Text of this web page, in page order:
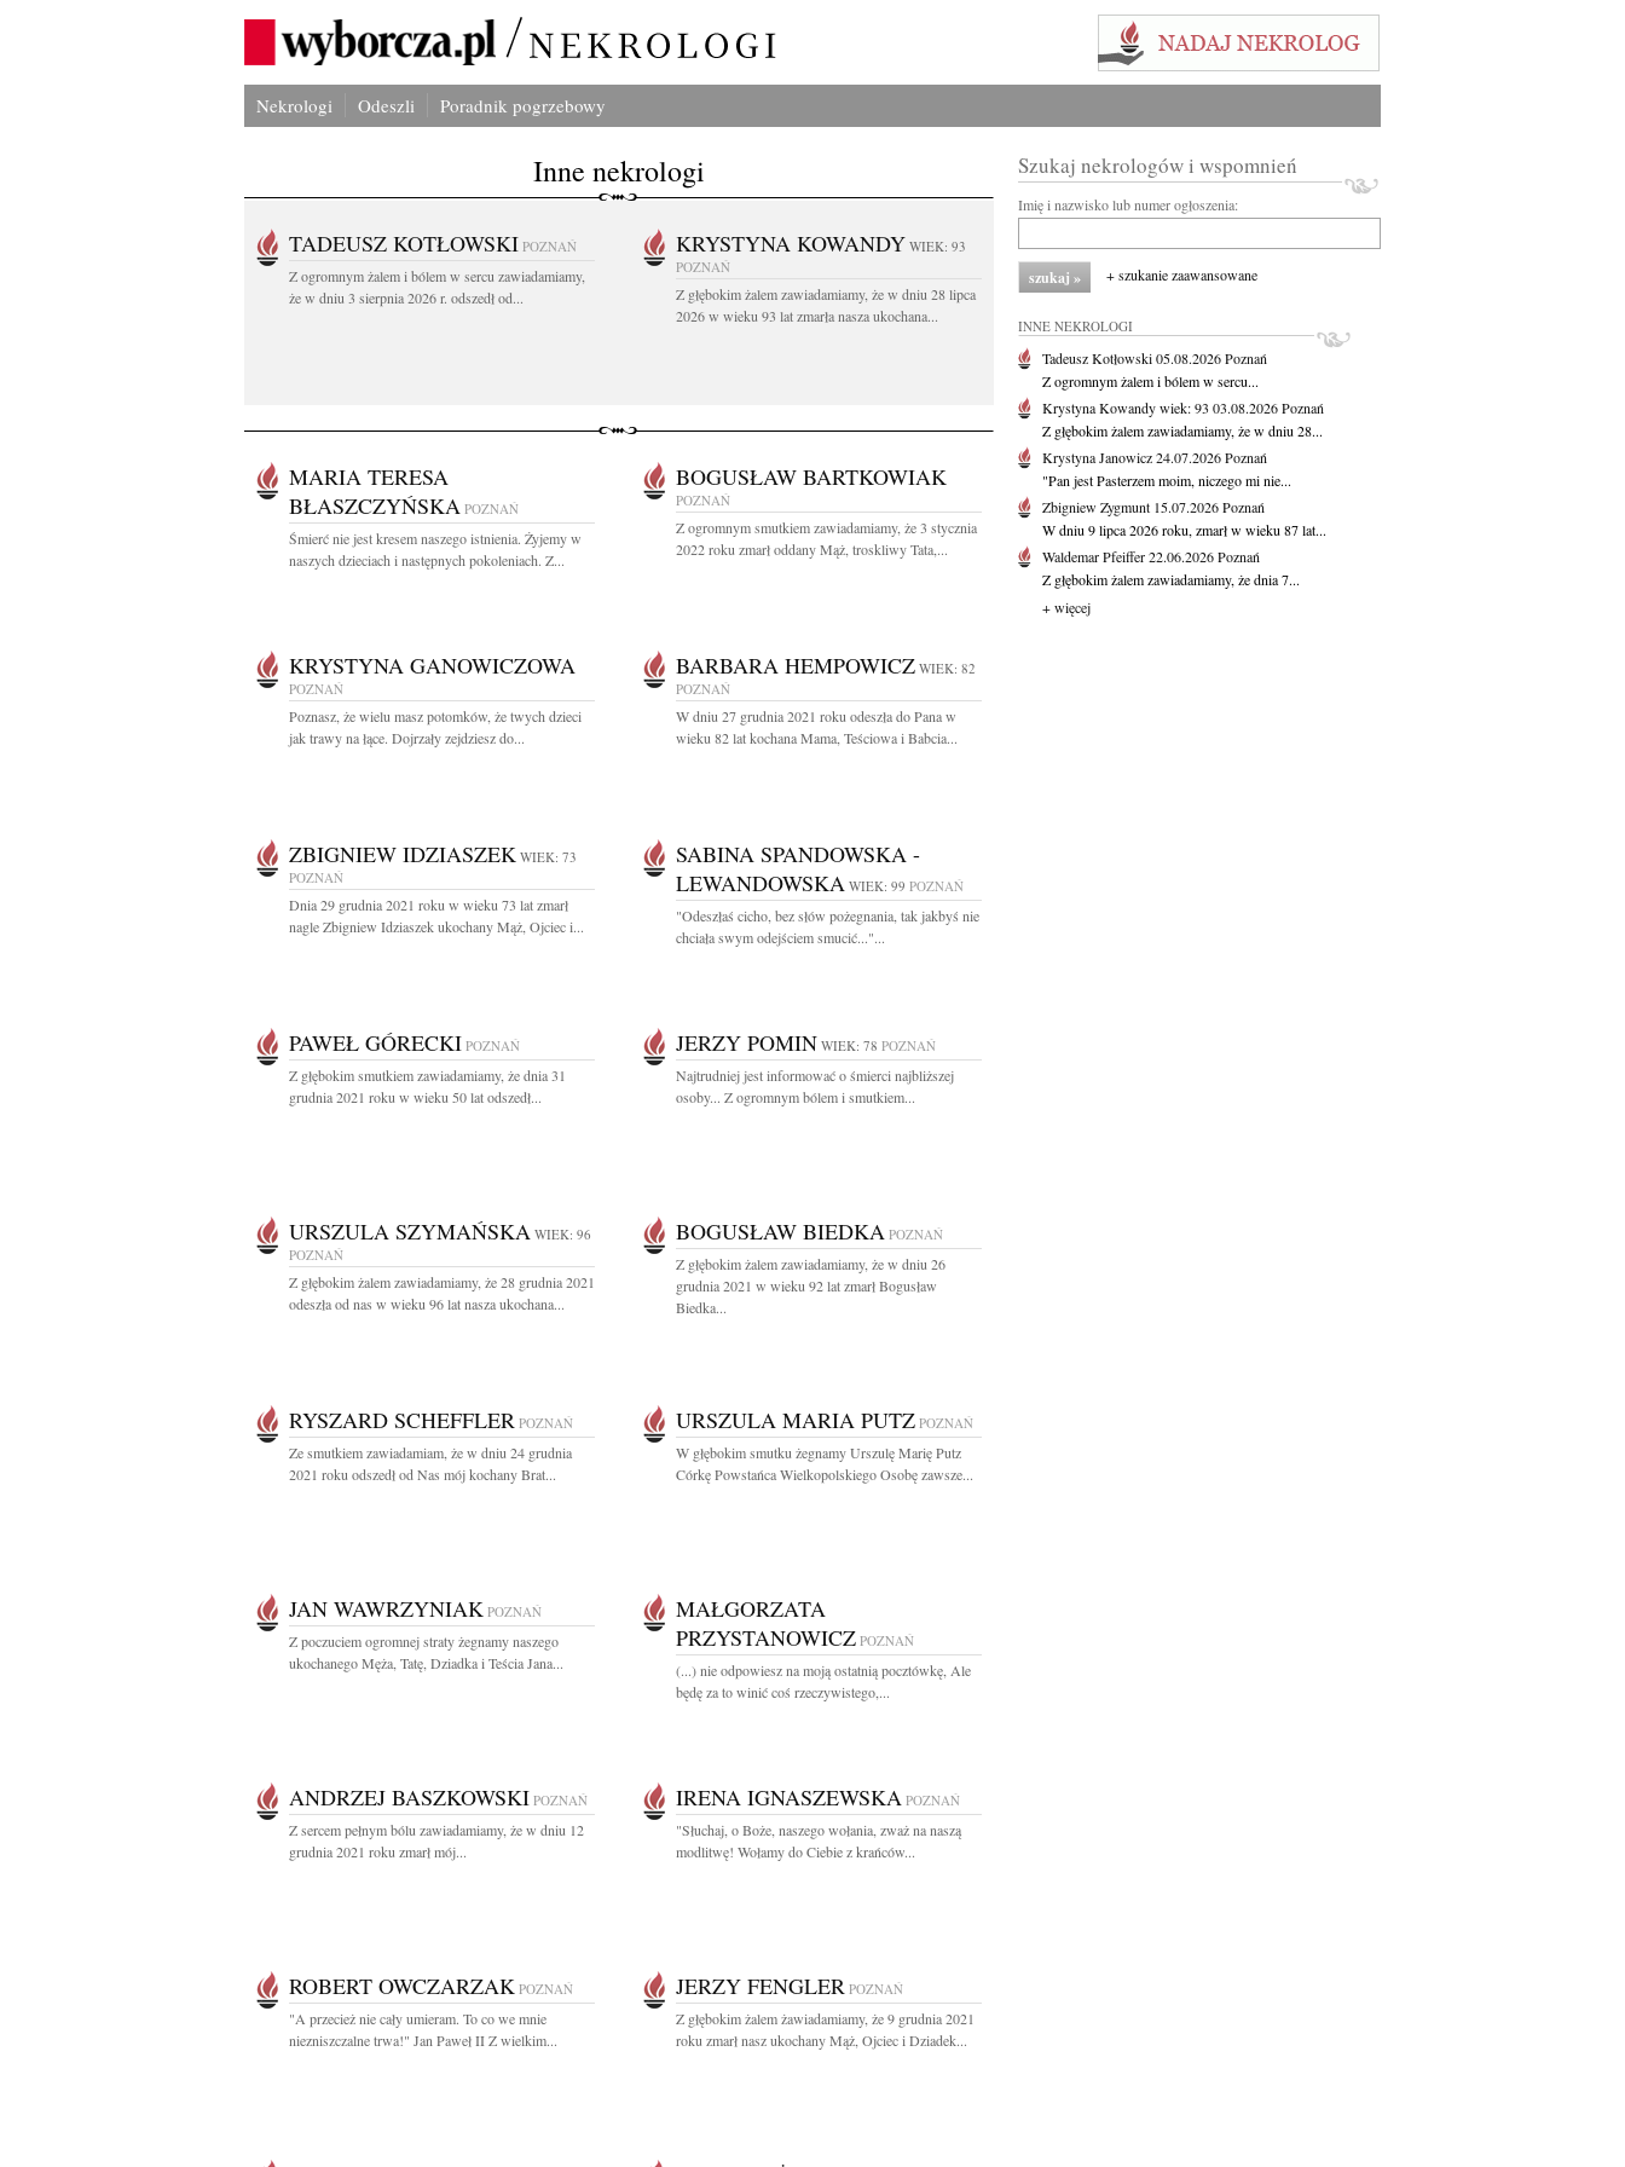
Nekrologi Odeszli Poradnik pogrzebowy
Inne nekrologi
TADEUSZ KOTŁOWSKI POZNAŃ
Z ogromnym żalem i bólem w sercu zawiadamiamy,
że w dniu 3 sierpnia 2026 r. odszedł od...
KRYSTYNA KOWANDY WIEK: 93
POZNAŃ
Z głębokim żalem zawiadamiamy, że w dniu 28 lipca
2026 w wieku 93 lat zmarła nasza ukochana...
MARIA TERESA
BŁASZCZYŃSKA POZNAŃ
Śmierć nie jest kresem naszego istnienia. Żyjemy w
naszych dzieciach i następnych pokoleniach. Z...
BOGUSŁAW BARTKOWIAK
POZNAŃ
Z ogromnym smutkiem zawiadamiamy, że 3 stycznia
2022 roku zmarł oddany Mąż, troskliwy Tata,...
KRYSTYNA GANOWICZOWA
POZNAŃ
Poznasz, że wielu masz potomków, że twych dzieci
jak trawy na łące. Dojrzały zejdziesz do...
BARBARA HEMPOWICZ WIEK: 82
POZNAŃ
W dniu 27 grudnia 2021 roku odeszła do Pana w
wieku 82 lat kochana Mama, Teściowa i Babcia...
ZBIGNIEW IDZIASZEK WIEK: 73
POZNAŃ
Dnia 29 grudnia 2021 roku w wieku 73 lat zmarł
nagle Zbigniew Idziaszek ukochany Mąż, Ojciec i...
SABINA SPANDOWSKA -
LEWANDOWSKA WIEK: 99 POZNAŃ
"Odeszłaś cicho, bez słów pożegnania, tak jakbyś nie
chciała swym odejściem smucić..."...
PAWEŁ GÓRECKI POZNAŃ
Z głębokim smutkiem zawiadamiamy, że dnia 31
grudnia 2021 roku w wieku 50 lat odszedł...
JERZY POMIN WIEK: 78 POZNAŃ
Najtrudniej jest informować o śmierci najbliższej
osoby... Z ogromnym bólem i smutkiem...
URSZULA SZYMAŃSKA WIEK: 96
POZNAŃ
Z głębokim żalem zawiadamiamy, że 28 grudnia 2021
odeszła od nas w wieku 96 lat nasza ukochana...
BOGUSŁAW BIEDKA POZNAŃ
Z głębokim żalem zawiadamiamy, że w dniu 26
grudnia 2021 w wieku 92 lat zmarł Bogusław
Biedka...
RYSZARD SCHEFFLER POZNAŃ
Ze smutkiem zawiadamiam, że w dniu 24 grudnia
2021 roku odszedł od Nas mój kochany Brat...
URSZULA MARIA PUTZ POZNAŃ
W głębokim smutku żegnamy Urszulę Marię Putz
Córkę Powstańca Wielkopolskiego Osobę zawsze...
JAN WAWRZYNIAK POZNAŃ
Z poczuciem ogromnej straty żegnamy naszego
ukochanego Męża, Tatę, Dziadka i Teścia Jana...
MAŁGORZATA
PRZYSTANOWICZ POZNAŃ
(...) nie odpowiesz na moją ostatnią pocztówkę, Ale
będę za to winić coś rzeczywistego,...
ANDRZEJ BASZKOWSKI POZNAŃ
Z sercem pełnym bólu zawiadamiamy, że w dniu 12
grudnia 2021 roku zmarł mój...
IRENA IGNASZEWSKA POZNAŃ
"Słuchaj, o Boże, naszego wołania, zważ na naszą
modlitwę! Wołamy do Ciebie z krańców...
ROBERT OWCZARZAK POZNAŃ
"A przecież nie cały umieram. To co we mnie
niezniszczalne trwa!" Jan Paweł II Z wielkim...
JERZY FENGLER POZNAŃ
Z głębokim żalem żawiadamiamy, że 9 grudnia 2021
roku zmarł nasz ukochany Mąż, Ojciec i Dziadek...
Szukaj nekrologów i wspomnień
Imię i nazwisko lub numer ogłoszenia:
+ szukanie zaawansowane
INNE NEKROLOGI
Tadeusz Kotłowski05.08.2026Poznań
Z ogromnym żalem i bólem w sercu...
Krystyna Kowandywiek: 93 03.08.2026Poznań
Z głębokim żalem zawiadamiamy, że w dniu 28...
Krystyna Janowicz24.07.2026Poznań
"Pan jest Pasterzem moim, niczego mi nie...
Zbigniew Zygmunt 15.07.2026Poznań
W dniu 9 lipca 2026 roku, zmarł w wieku 87 lat...
Waldemar Pfeiffer22.06.2026Poznań
Z głębokim żalem zawiadamiamy, że dnia 7...
+ więcej